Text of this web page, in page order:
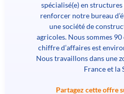
spécialisé(e) en
renforcer notre bureau
une société de
agricoles. Nous sommes
chiffre d’affaires est
Nous travaillons dans une
France et la
Partagez cette offre